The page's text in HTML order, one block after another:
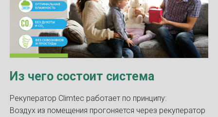
Из чего состоит система
Рекуператор Climtec работает по принципу:
Воздух из помещения прогоняется через рекуператор